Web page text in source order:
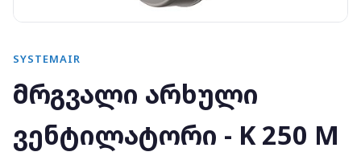
SYSTEMAIR
მრგვალი არხული
ვენტილატორი - K 250 M